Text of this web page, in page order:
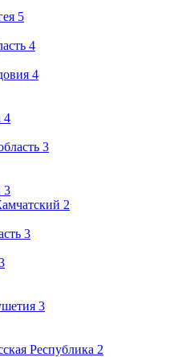
5
4
4
4
3
3
2
3
3
Республика 2